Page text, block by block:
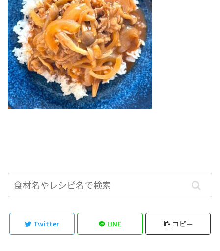
Twitter LINE コピー